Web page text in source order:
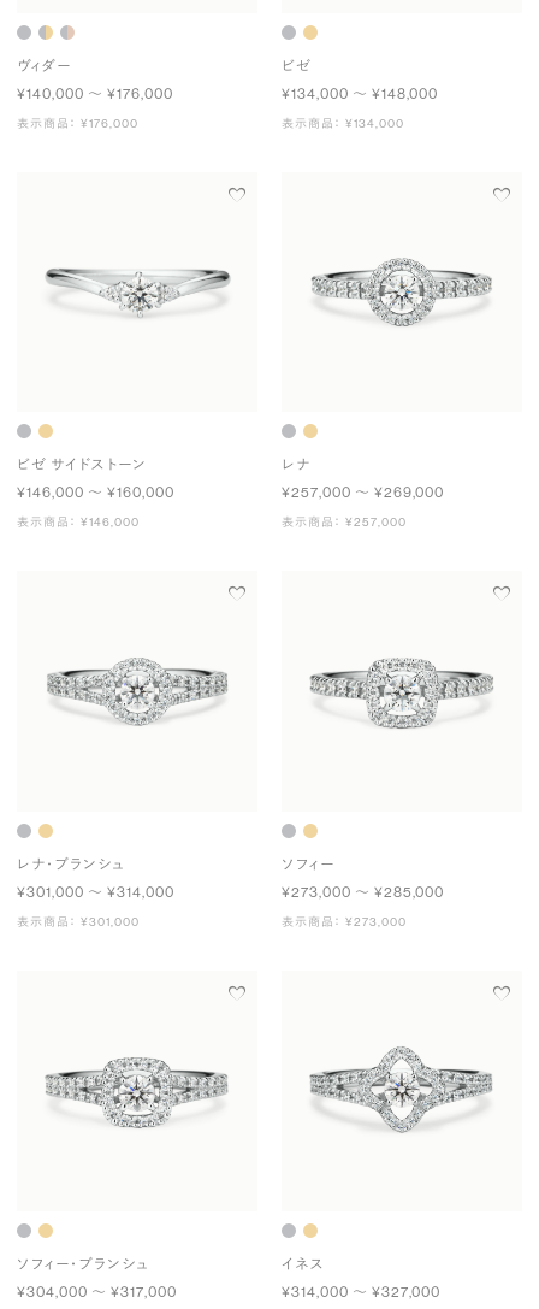
ヴィダー
¥140,000 〜 ¥176,000
表示商品： ¥176,000
ビゼ
¥134,000 〜 ¥148,000
表示商品： ¥134,000
ビゼ サイドストーン
¥146,000 〜 ¥160,000
表示商品： ¥146,000
レナ
¥257,000 〜 ¥269,000
表示商品： ¥257,000
レナ・ブランシュ
¥301,000 〜 ¥314,000
表示商品： ¥301,000
ソフィー
¥273,000 〜 ¥285,000
表示商品： ¥273,000
ソフィー・ブランシュ
¥304,000 〜 ¥317,000
イネス
¥314,000 〜 ¥327,000